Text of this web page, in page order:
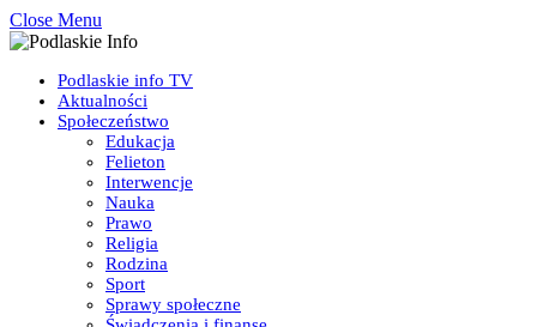
Close Menu
Podlaskie info TV
Aktualności
Społeczeństwo
Edukacja
Felieton
Interwencje
Nauka
Prawo
Religia
Rodzina
Sport
Sprawy społeczne